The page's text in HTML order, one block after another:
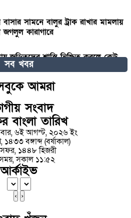
বাসার সামনে বালুর ট্রাক রাখার মামলায়
কারাগারে
জড়িতদের শাস্তি নিশ্চিত করলে কেউ
সাহস পাবে না’
দেশে আসবে, আসেন দেখা হবে
রাষ্ট্রপতি
৩ নতুনত্ব দেখা যাবে এ বছর
এলাকায় পৃথক অভিযানে ৭ ডাকাত সদস্য
না পেয়ে খুন : মামলা থেকে বাঁচতে
আগুন!
সব খবর
আমরা
সংবাদ
বাংলা তারিখ
৬ই আগস্ট, ২০২৬ ইং
১৪৩৩ বঙ্গাব্দ (বর্ষাকাল)
১৪৪৮ হিজরী
সকাল ১১:৫২
আর্কাইভ
‹ ›